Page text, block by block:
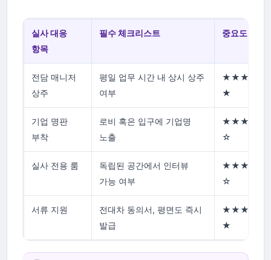
실사 대응
항목
필수 체크리스트 중요도
전담 매니저
상주
평일 업무 시간 내 상시 상주
여부
★★★★
★
기업 명판
부착
로비 혹은 입구에 기업명
노출
★★★★
☆
실사 전용 룸
독립된 공간에서 인터뷰
가능 여부
★★★★
☆
서류 지원
전대차 동의서, 평면도 즉시
발급
★★★★
★